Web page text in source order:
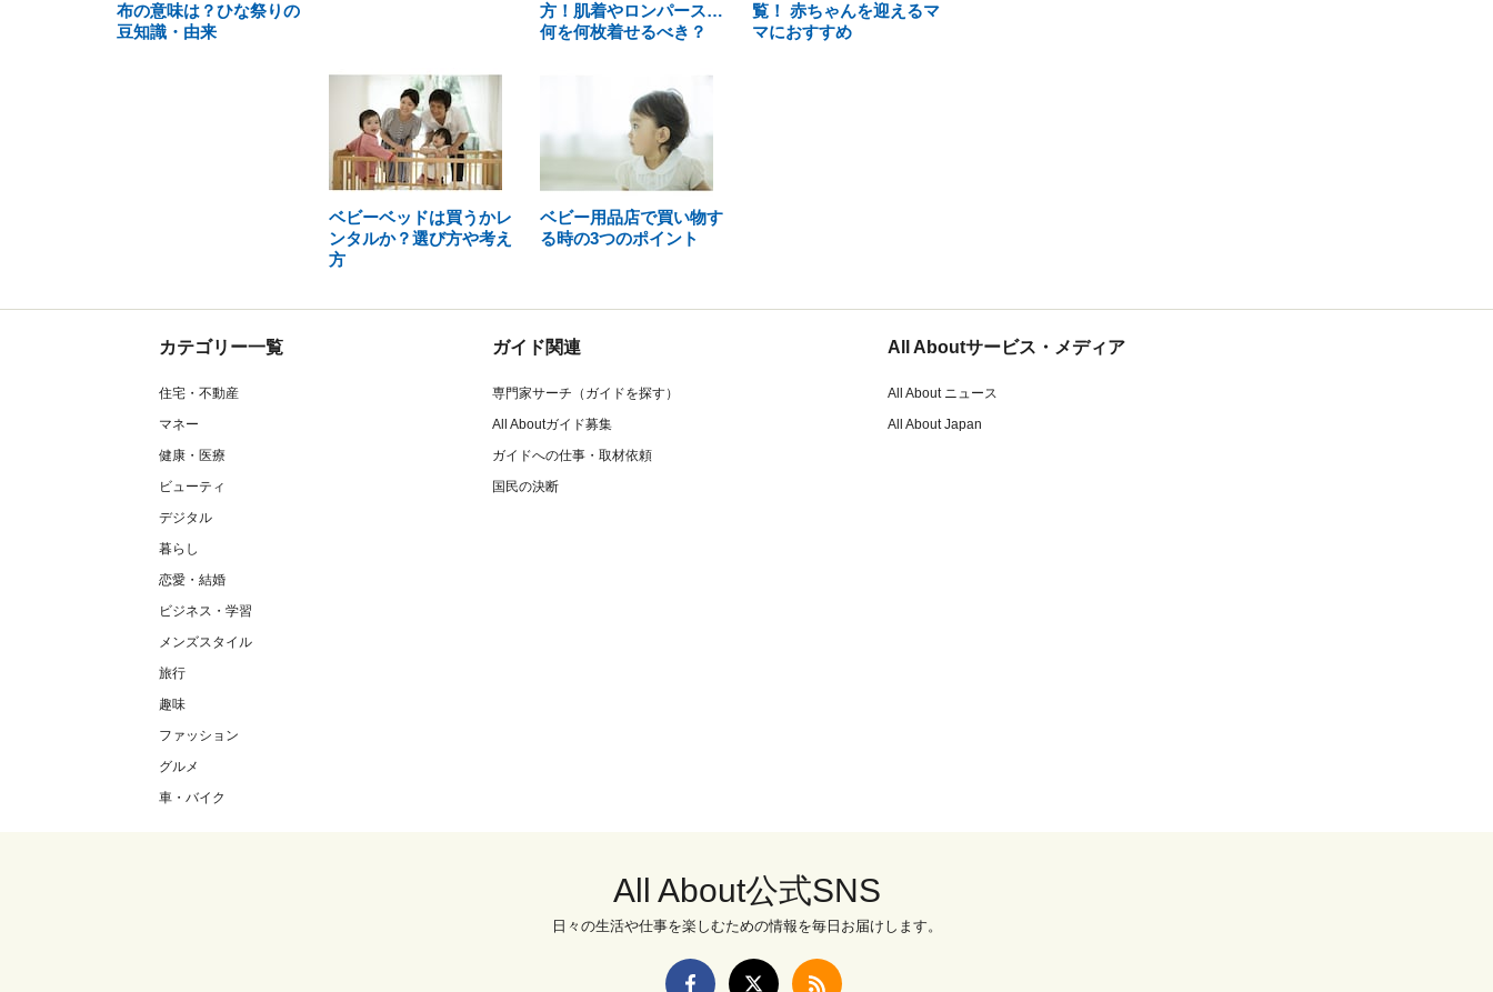
布の意味は？ひな祭りの
豆知識・由来
方！肌着やロンパース…
何を何枚着せるべき？
覧！ 赤ちゃんを迎えるマ
マにおすすめ
ベビーベッドは買うかレ
ンタルか？選び方や考え
方
ベビー用品店で買い物す
る時の3つのポイント
カテゴリー一覧
住宅・不動産
マネー
健康・医療
ビューティ
デジタル
暮らし
恋愛・結婚
ビジネス・学習
メンズスタイル
旅行
趣味
ファッション
グルメ
車・バイク
ガイド関連
専門家サーチ（ガイドを探す）
All Aboutガイド募集
ガイドへの仕事・取材依頼
国民の決断
All Aboutサービス・メディア
All About ニュース
All About Japan
All About公式SNS
日々の生活や仕事を楽しむための情報を毎日お届けします。